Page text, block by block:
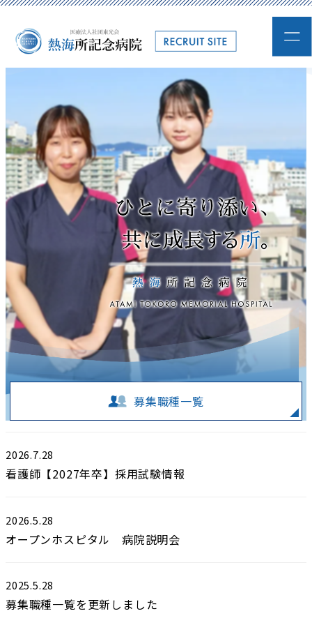
募集職種一覧
看護師【2027年卒】採用試験情報
2026.7.28
オープンホスピタル 病院説明会
2026.5.28
募集職種一覧を更新しました
2025.5.28